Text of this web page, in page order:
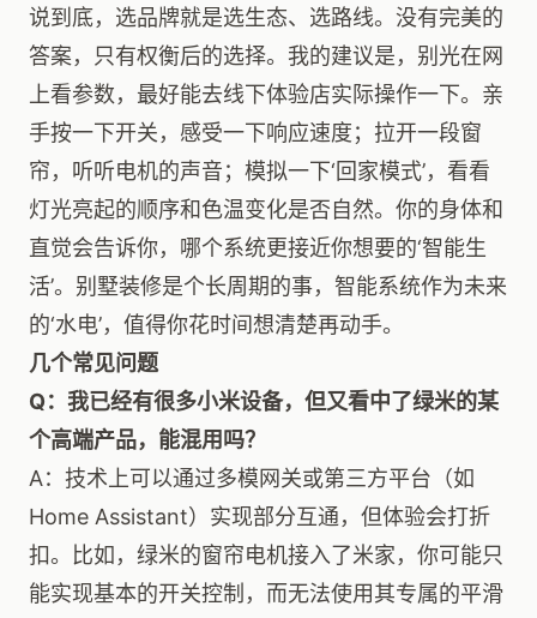
说到底，选品牌就是选生态、选路线。没有完美的
答案，只有权衡后的选择。我的建议是，别光在网
上看参数，最好能去线下体验店实际操作一下。亲
手按一下开关，感受一下响应速度；拉开一段窗
帘，听听电机的声音；模拟一下‘回家模式’，看看
灯光亮起的顺序和色温变化是否自然。你的身体和
直觉会告诉你，哪个系统更接近你想要的‘智能生
活’。别墅装修是个长周期的事，智能系统作为未来
的‘水电’，值得你花时间想清楚再动手。
几个常见问题
Q：我已经有很多小米设备，但又看中了绿米的某
个高端产品，能混用吗？
A：技术上可以通过多模网关或第三方平台（如
Home Assistant）实现部分互通，但体验会打折
扣。比如，绿米的窗帘电机接入了米家，你可能只
能实现基本的开关控制，而无法使用其专属的平滑